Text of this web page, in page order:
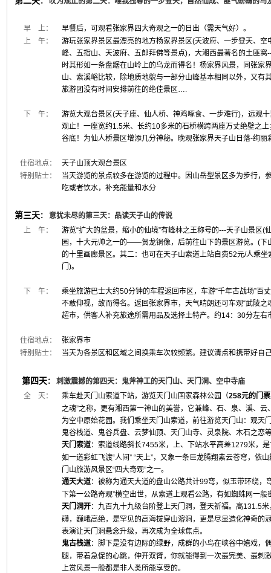
早 上：
早餐后，可观看张家界四大奇观之一的日出（需天气好）。
上 午：
游玩张家界景区最漂亮的地方杨家界景区(天波府、一步登天、
峰、五指山、天波府、五郎拜佛等景点)，大湘西最著名的土匪
时其形如一条盘踞在山岭上的乌龙而得名！杨家界风景，同张家
山、索溪峪比较，除地质地貌与一部分山峰基本相同以外，又有
旅游团没有时间安排前往的绝佳景区….
下 午：
游览大观台景区(天子座、仙人桥、神鸡啄食、一步难行)，远观
观止！一座宽约1.5米、长约10多米的石桥横跨两座万丈绝壁之
谷底！为仙人桥景区增添几分神秘。晚观张家界天子山日落-绚丽
住宿地点：
天子山顶大观台景区
特别贴士：
当天游览的景点较多在游览的过程中。因山岳型景区多为步行，
吃或者饮水，补充能量和水分
第三天：
意犹未尽的第三天：品读天子山的传说
上 午：
游览“扩大的盆景，缩小的仙境”有峰林之王称号的---天子山景区
园，十大元帅之一的——贺龙铜像，后前往山下的景区游览。(下
的十里画廊景区。其二：也可在天子山索道上站自费52元/人乘
门)。
下 午：
乘坐旅游巴士大约50分钟的车程返回市区，车游“千年古战场”百
不敢仰视，故而得名。返回张家界市，天气晴朗还可车观“武陵
超市，供客人补充旅途所需用品及选择土特产。约14：30分左右
住宿地点：
张家界市
特别贴士：
当天为各景区和区域之间换乘车次较频繁。建议清点和携带好自
第四天：
刺激震撼的第四天：鬼斧神工的天门山、天门洞、空中寺庙
全 天：
乘车赴天门山索道下站，游览天门山国家森林公园（258元的门
之魂”之称，更有湘西第一神山的美誉，它兼峰、石、泉、溪、
为空中原始花园。我们乘坐天门山索道，前往游览天门山：观天
鬼谷栈道、鬼谷兵盘、云梦仙顶、天门山寺、灵泉院、木石之恋
天门索道：索道线路斜长7455米，上、下站水平高差1279米，
如一道彩虹飞渡“人间” “天上”，又象一条巨龙腾翔素云苍穹，依
门山旅游风景区“四大奇观”之一。
通天大道：被称为通天大道的盘山公路共计99弯，似玉带环绕，
下第一公路奇观”横空出世，从索道上观看公路，有如蜘蛛网一
天门洞开：九百九十九级台阶登上天门洞，登天祈福。高131.5
礴，巍峨高绝，是罕见的高海拔穿山溶洞，更是尽显造化神奇的
表演让天门洞悬念升级，再次成为全球焦点。
鬼古栈道：脚下是没有边际的绿野，成群的小鸟在峡谷中嬉戏，
腿，带着急促的心跳，伸开双臂，你就能得到一次最完美、最刺
上赏风景一般都是非人类所能享受的。